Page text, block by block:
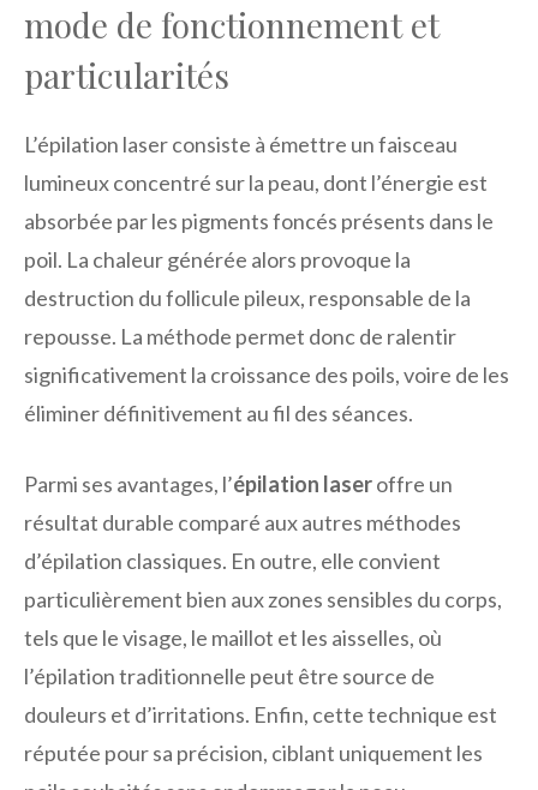
mode de fonctionnement et
particularités
L’épilation laser consiste à émettre un faisceau
lumineux concentré sur la peau, dont l’énergie est
absorbée par les pigments foncés présents dans le
poil. La chaleur générée alors provoque la
destruction du follicule pileux, responsable de la
repousse. La méthode permet donc de ralentir
significativement la croissance des poils, voire de les
éliminer définitivement au fil des séances.
Parmi ses avantages, l’épilation laseroffre un
résultat durable comparé aux autres méthodes
d’épilation classiques. En outre, elle convient
particulièrement bien aux zones sensibles du corps,
tels que le visage, le maillot et les aisselles, où
l’épilation traditionnelle peut être source de
douleurs et d’irritations. Enfin, cette technique est
réputée pour sa précision, ciblant uniquement les